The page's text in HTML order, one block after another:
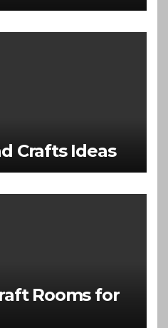
Crafts Ideas
Rooms for